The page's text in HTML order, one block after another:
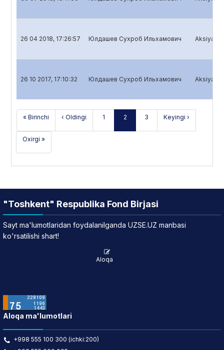
26 04 2018, 17:26:57 Юлдашев Сухроб Ильхамович
26 10 2017, 17:10:32 Юлдашев Сухроб Ильхамович
« Birinchi ‹ Oldingi 1 2 3 Keyingi ›
Oxirgi »
"Toshkent" Respublika Fond Birjasi
Sayt ma'lumotlaridan foydalanilganda UZSE.UZ manbasi
ko'rsatilishi shart!
Aloqa
Aloqa ma'lumotlari
+998 555 100 300 (ichki:200)